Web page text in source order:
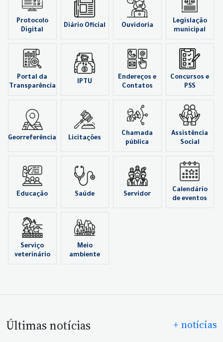
Protocolo
Digital
Diário Oficial Ouvidoria
Legislação
municipal
Portal da
Transparência
IPTU
Endereços e
Contatos
Concursos e
PSS
Georreferência Licitações
Chamada
pública
Assistência
Social
Educação Saúde Servidor
Calendário
de eventos
Serviço
veterinário
Meio
ambiente
Últimas notícias + notícias